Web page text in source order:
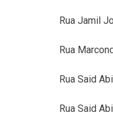
Rua Jamil
Rua
Rua Said
Rua Said